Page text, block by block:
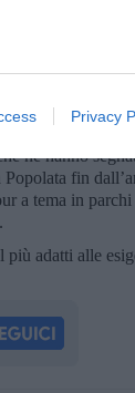
Privacy
ne hanno
fin
a tema in parchi
adatti alle